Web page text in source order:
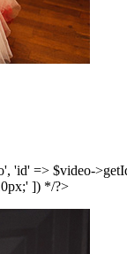
'id' => $video-
]) */?>